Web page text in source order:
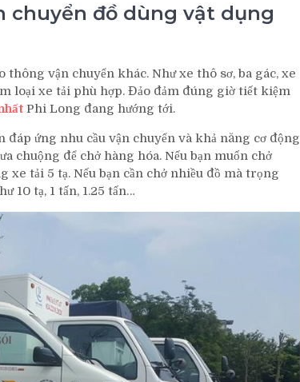
chuyển đồ dùng vật dụng
vận chuyển khác. Như xe thô sơ, ba gác, xe
loại xe tải phù hợp. Đảo đảm đúng giờ tiết kiệm
Phi Long đang hướng tới.
ứng nhu cầu vận chuyển và khả năng cơ động
chuộng để chở hàng hóa. Nếu bạn muốn chở
xe tải 5 tạ. Nếu bạn cần chở nhiều đồ mà trọng
10 tạ, 1 tấn, 1.25 tấn…